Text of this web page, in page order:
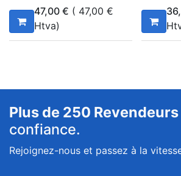
47,00 € ( 47,00 €
Htva)
Plus de 250 Revendeurs
confiance.
Rejoignez-nous et passez à la